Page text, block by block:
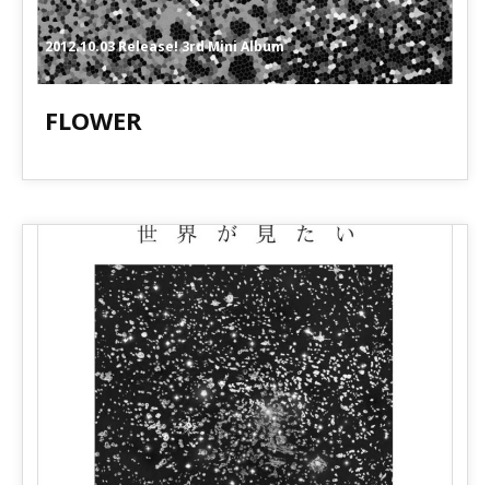
2012.10.03 Release! 3rd Mini Album
FLOWER